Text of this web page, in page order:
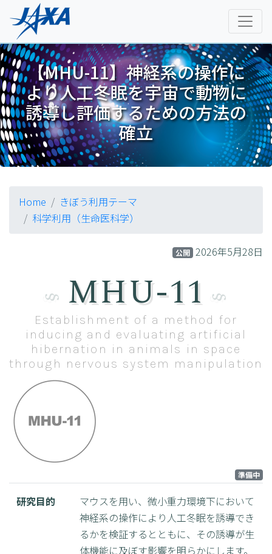
【MHU-11】神経系の操作に
より人工冬眠を宇宙で動物に
誘導し評価するための方法の
確立
Home
きぼう利用テーマ
科学利用（生命医科学）
公開 2026年5月28日
MHU-11
Establishment of a method for
inducing and evaluating artificial
hibernation in animals in space
through nervous system manipulation
準備中
研究目的
マウスを用い、微小重力環境下において
神経系の操作により人工冬眠を誘導でき
るかを検証するとともに、その誘導が生
体機能に及ぼす影響を明らかにします。